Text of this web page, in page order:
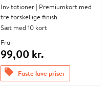
Invitationer | Premiumkort med
tre forskellige finish
Sæt med 10 kort
Fra
99,00 kr.
offers Faste lave priser